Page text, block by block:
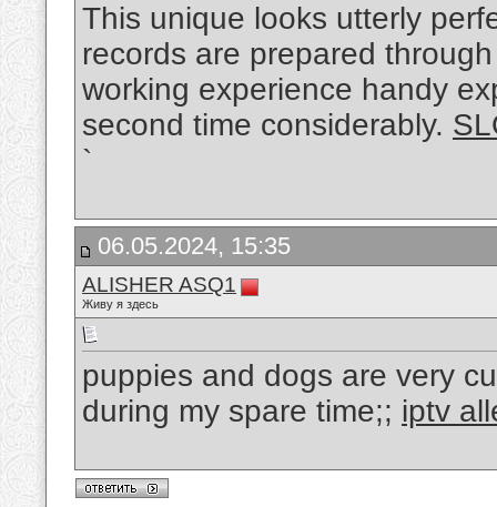
This unique looks utterly
records are prepared
working experience handy
second time considerably.
`
06.05.2024, 15:35
ALISHER ASQ1
Живу я здесь
puppies and dogs are very
during my spare time;; iptv